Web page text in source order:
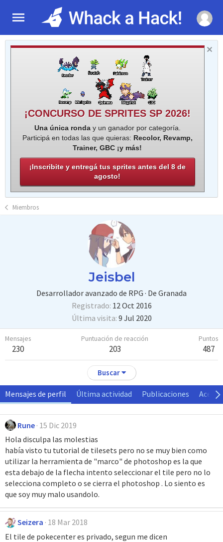
¡CONCURSO DE SPRITES SP 2026!
Una única ronday un ganador por categoría.
Participá en todas las que quieras: Recolor, Revamp,
Trainer, GBC ¡y más!
¡Inscribite y entregá tus sprites antes del 8 de
agosto!
Miembros
Jeisbel
Desarrollador avanzado de RPG · De Granada
Registrado 12 Oct 2016
Última visita 9 Jul 2020
Mensajes
230
Puntuación de reacción
203
Puntos
487
Buscar
Mensajes de perfil Última actividad Publicaciones Acerca
Rune 15 Dic 2019
Hola disculpa las molestias
había visto tu tutorial de tilesets pero no se muy bien como
utilizar la herramienta de "marco" de photoshop es la que
esta debajo de la flecha intento seleccionar el tile pero no lo
selecciona completo o se cierra el photoshop . Lo siento es
que soy muy malo usandolo.
Seizera 18 Mar 2018
El tile de pokecenter es privado, segun me dicen